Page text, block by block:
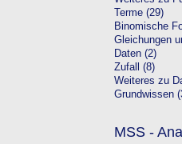
Terme (29)
Binomische
Gleichungen
Daten (2)
Zufall (8)
Weiteres zu
Grundwissen
MSS -